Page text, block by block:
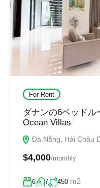
For Rent
ダナンの6ベッド
Ocean Villas
Đà Nẵng, Hải Châu
$4,000/monthly
6 7 450 m2